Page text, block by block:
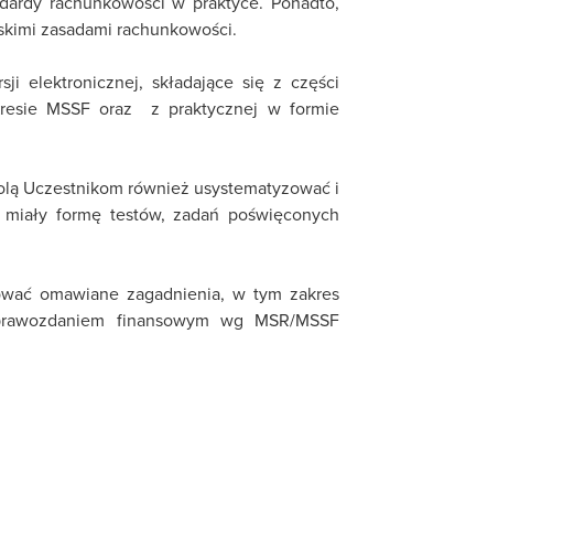
zasadami rachunkowości.
elektronicznej, składające się z części
MSSF oraz z praktycznej w formie
Uczestnikom również usystematyzować i
formę testów, zadań poświęconych
omawiane zagadnienia, w tym zakres
finansowym wg MSR/MSSF